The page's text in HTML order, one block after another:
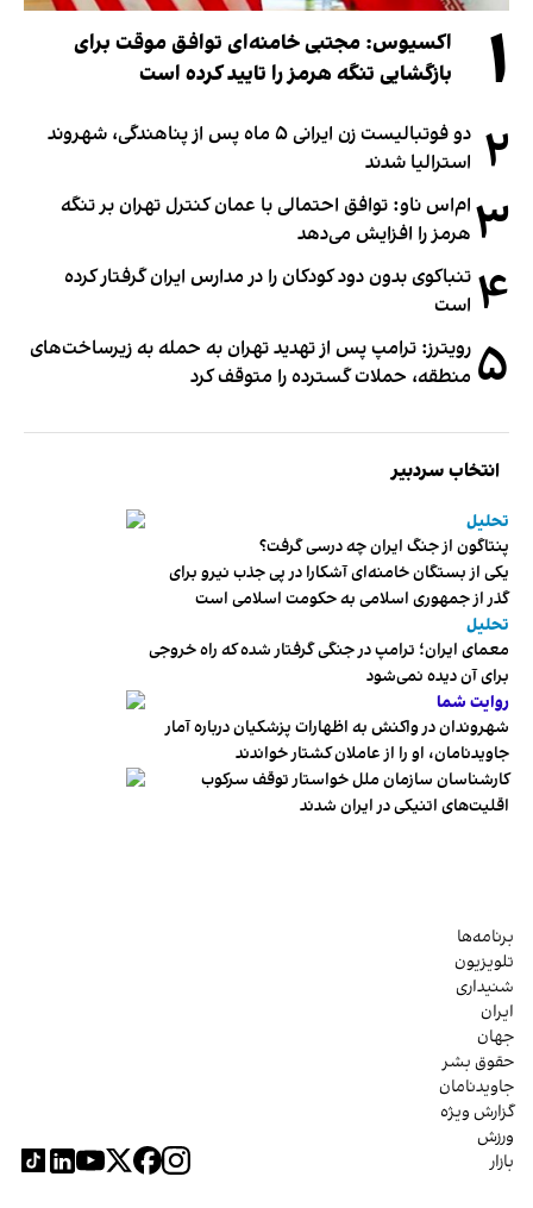
۱
اکسیوس: مجتبی خامنه‌ای توافق موقت برای
بازگشایی تنگه هرمز را تایید کرده است
۲
دو فوتبالیست زن ایرانی ۵ ماه پس از پناهندگی، شهروند
استرالیا شدند
۳ ام‌اس ناو: توافق احتمالی با عمان کنترل تهران بر تنگه
هرمز را افزایش می‌دهد
۴ تنباکوی بدون دود کودکان را در مدارس ایران گرفتار کرده
است
۵ رویترز: ترامپ پس از تهدید تهران به حمله به زیرساخت‌های
منطقه، حملات گسترده را متوقف کرد
انتخاب سردبیر
تحلیل
پنتاگون از جنگ ایران چه درسی گرفت؟
یکی از بستگان خامنه‌ای آشکارا در پی جذب نیرو برای
گذر از جمهوری اسلامی به حکومت اسلامی است
تحلیل
معمای ایران؛ ترامپ در جنگی گرفتار شده که راه خروجی
برای آن دیده نمی‌شود
روایت شما
شهروندان در واکنش به اظهارات پزشکیان درباره آمار
جاویدنامان، او را از عاملان کشتار خواندند
کارشناسان سازمان ملل خواستار توقف سرکوب
اقلیت‌های اتنیکی در ایران شدند
برنامه‌ها
تلویزیون
شنیداری
ایران
جهان
حقوق بشر
جاویدنامان
گزارش ویژه
ورزش
بازار